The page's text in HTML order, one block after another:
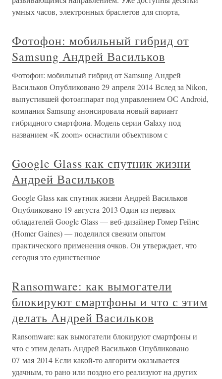
умных часов, электронных браслетов для спорта,
Фотофон: мобильный гибрид от
Samsung Андрей Васильков
Фотофон: мобильный гибрид от Samsung Андрей
Васильков Опубликовано 29 апреля 2014 Вслед за Nikon,
выпустившей фотоаппарат под управлением ОС Android,
компания Samsung анонсировала новый вариант
гибридного смартфона. Модель серии Galaxy под
названием «K zoom» оснастили объективом с
Google Glass как спутник жизни
Андрей Васильков
Google Glass как спутник жизни Андрей Васильков
Опубликовано 19 августа 2013 Один из первых
обладателей Google Glass — веб-дизайнер Гомер Гейнс
(Homer Gaines) — поделился свежим опытом
практического применения очков. Он утверждает, что
сегодня это единственное
Ransomware: как вымогатели
блокируют смартфоны и что с этим
делать Андрей Васильков
Ransomware: как вымогатели блокируют смартфоны и
что с этим делать Андрей Васильков Опубликовано
07 мая 2014 Если какой-то алгоритм оказывается
удачным, то рано или поздно его реализуют на других